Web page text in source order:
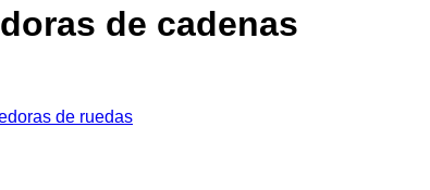
de cadenas
de ruedas